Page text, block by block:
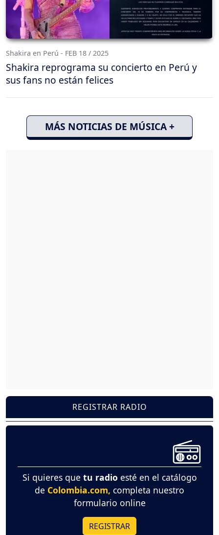
Shakira en Perú - FEB 18 / 2025
Shakira reprograma su concierto en Perú y
sus fans no están felices
MÁS NOTICIAS DE MÚSICA +
REGISTRAR RADIO
Si quieres que tu radio esté en el catálogo
de Colombia.com, completa nuestro
formulario online
REGISTRAR